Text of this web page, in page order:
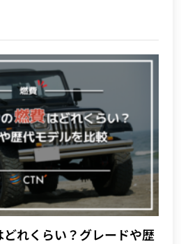
れくらい？グレードや歴